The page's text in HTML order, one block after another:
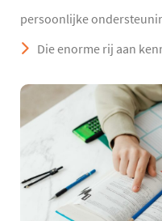
persoonlijke
Die enorme rij aan